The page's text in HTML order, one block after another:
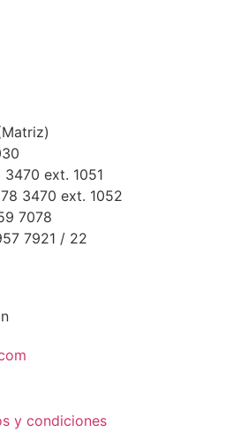
3470 ext. 1051
3470 ext. 1052
7078
7921 / 22
y condiciones